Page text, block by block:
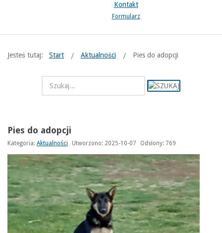
Kontakt
Formularz
Jesteś tutaj: Start Aktualności Pies do adopcji
Pies do adopcji
Kategoria: Aktualności Utworzono: 2025-10-07 Odsłony: 769